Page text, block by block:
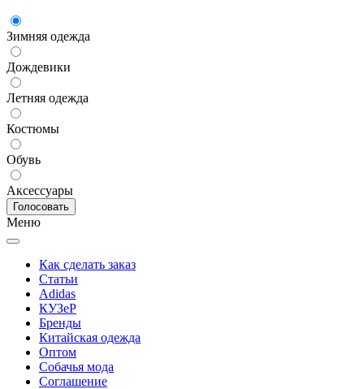
Зимняя одежда
Дождевики
Летняя одежда
Костюмы
Обувь
Аксессуары
Меню
Как сделать заказ
Статьи
Adidas
КУЗеР
Бренды
Китайская одежда
Оптом
Собачья мода
Соглашение